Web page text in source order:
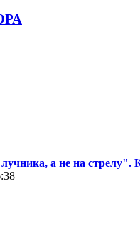
а не на стрелу".